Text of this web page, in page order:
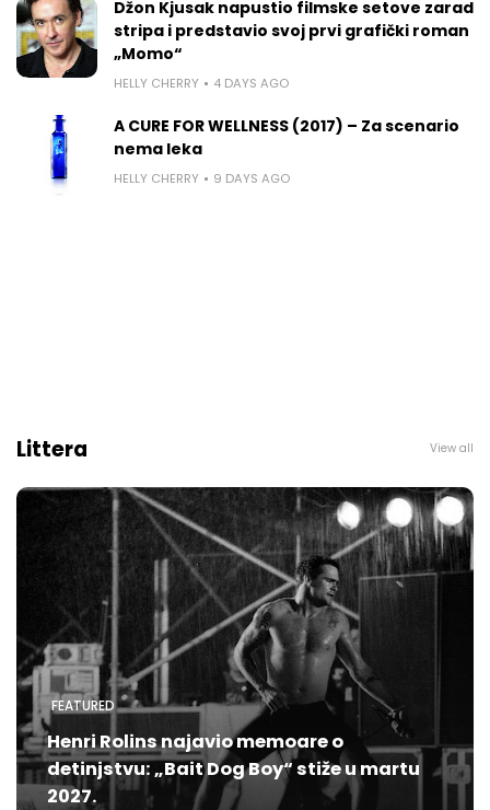
Džon Kjusak napustio filmske setove zarad
stripa i predstavio svoj prvi grafički roman
„Momo“
HELLY CHERRY 4 DAYS AGO
A CURE FOR WELLNESS (2017) – Za scenario
nema leka
HELLY CHERRY 9 DAYS AGO
Littera View all
FEATURED
Henri Rolins najavio memoare o
detinjstvu: „Bait Dog Boy“ stiže u martu
2027.